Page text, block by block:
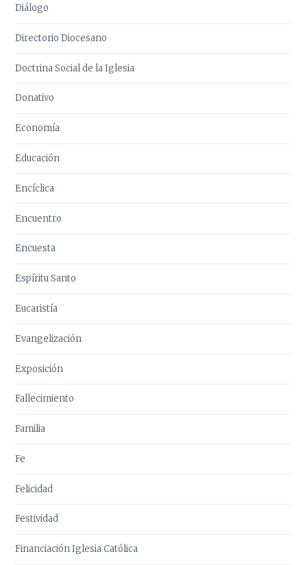
Diálogo
Directorio Diocesano
Doctrina Social de la Iglesia
Donativo
Economía
Educación
Encíclica
Encuentro
Encuesta
Espíritu Santo
Eucaristía
Evangelización
Exposición
Fallecimiento
Familia
Fe
Felicidad
Festividad
Financiación Iglesia Católica